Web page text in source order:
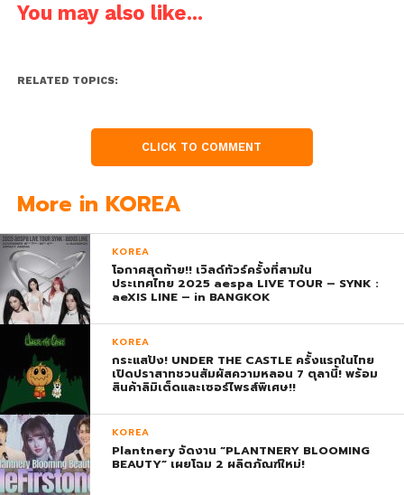
You may also like...
RELATED TOPICS:
CLICK TO COMMENT
More in KOREA
KOREA
โอกาศสุดท้าย!! เวิลด์ทัวร์ครั้งที่สามใน
ประเทศไทย 2025 aespa LIVE TOUR – SYNK :
aeXIS LINE – in BANGKOK
KOREA
กระแสปัง! UNDER THE CASTLE ครั้งแรกในไทย
เปิดปราสาทชวนสัมผัสความหลอน 7 ตุลานี้! พร้อม
สินค้าลิมิเต็ดและเซอร์ไพรส์พิเศษ!!
KOREA
Plantnery จัดงาน “PLANTNERY BLOOMING
BEAUTY” เผยโฉม 2 ผลิตภัณฑ์ใหม่!